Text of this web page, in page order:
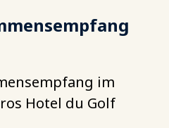
im
Hotel du Golf